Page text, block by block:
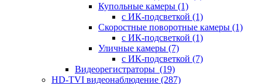
Купольные камеры (1)
с ИК-подсветкой (1)
Скоростные поворотные камеры (1)
с ИК-подсветкой (1)
Уличные камеры (7)
с ИК-подсветкой (7)
Видеорегистраторы (19)
HD-TVI видеонаблюдение (287)